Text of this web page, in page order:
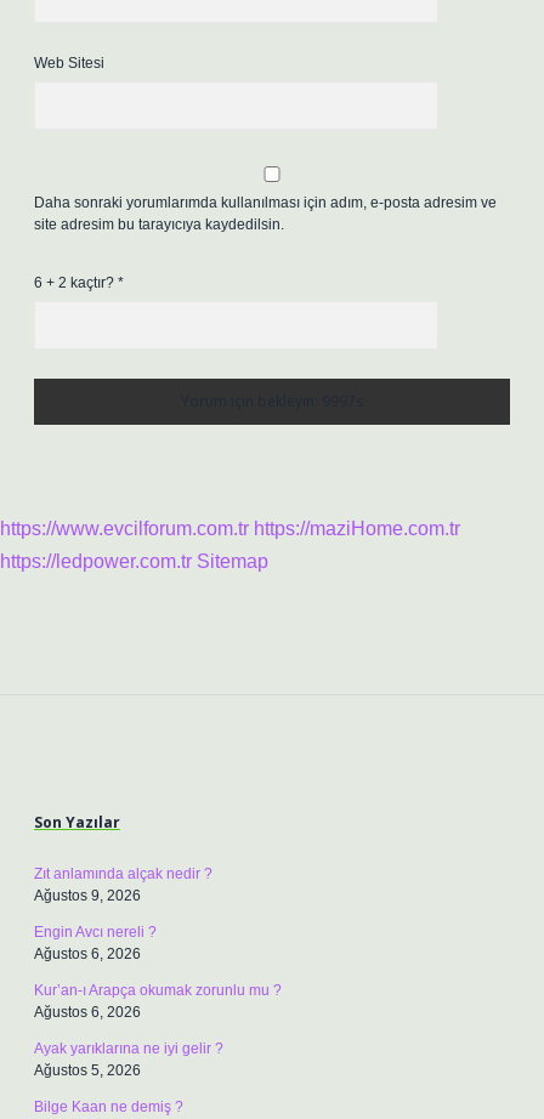
Web Sitesi
Daha sonraki yorumlarımda kullanılması için adım, e-posta adresim ve
site adresim bu tarayıcıya kaydedilsin.
6 + 2 kaçtır? *
https://www.evcilforum.com.tr https://maziHome.com.tr
https://ledpower.com.tr Sitemap
Son Yazılar
Zıt anlamında alçak nedir ?
Ağustos 9, 2026
Engin Avcı nereli ?
Ağustos 6, 2026
Kur’an-ı Arapça okumak zorunlu mu ?
Ağustos 6, 2026
Ayak yarıklarına ne iyi gelir ?
Ağustos 5, 2026
Bilge Kaan ne demiş ?